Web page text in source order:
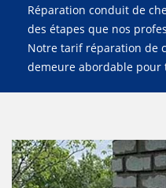
Réparation conduit de
des étapes que nos
Notre tarif réparation de
demeure abordable